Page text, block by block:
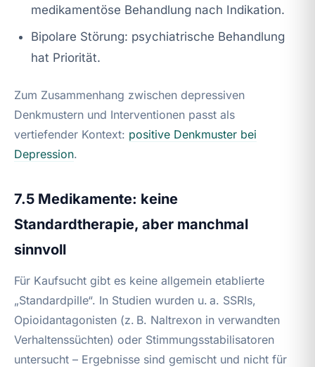
medikamentöse Behandlung nach Indikation.
Bipolare Störung: psychiatrische Behandlung
hat Priorität.
Zum Zusammenhang zwischen depressiven
Denkmustern und Interventionen passt als
vertiefender Kontext: positive Denkmuster bei
Depression.
7.5 Medikamente: keine
Standardtherapie, aber manchmal
sinnvoll
Für Kaufsucht gibt es keine allgemein etablierte
„Standardpille“. In Studien wurden u. a. SSRIs,
Opioidantagonisten (z. B. Naltrexon in verwandten
Verhaltenssüchten) oder Stimmungsstabilisatoren
untersucht – Ergebnisse sind gemischt und nicht für